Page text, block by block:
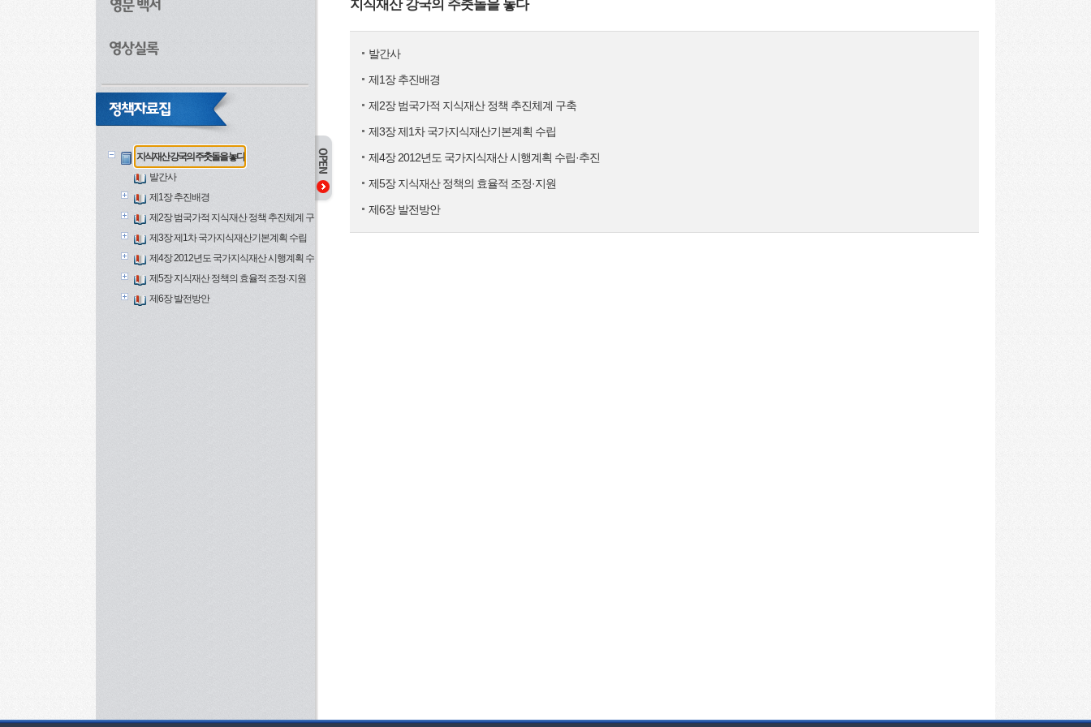
지식재산 강국의 주춧돌을 놓다
발간사
제1장 추진배경
제2장 범국가적 지식재산 정책 추진체계 구축
제3장 제1차 국가지식재산기본계획 수립
제4장 2012년도 국가지식재산 시행계획 수립·추진
제5장 지식재산 정책의 효율적 조정·지원
제6장 발전방안
지식재산 강국의 주춧돌을 놓다
발간사
제1장 추진배경
제2장 범국가적 지식재산 정책 추진체계 구축
제3장 제1차 국가지식재산기본계획 수립
제4장 2012년도 국가지식재산 시행계획 수립·추진
제5장 지식재산 정책의 효율적 조정·지원
제6장 발전방안